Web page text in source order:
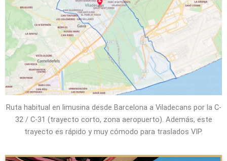
Ruta habitual en limusina desde Barcelona a Viladecans por la C-
32 / C-31 (trayecto corto, zona aeropuerto). Además, este
trayecto es rápido y muy cómodo para traslados VIP.